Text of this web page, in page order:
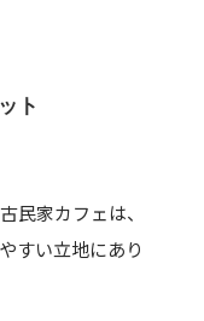
ト
民家カフェは、
すい立地にあり